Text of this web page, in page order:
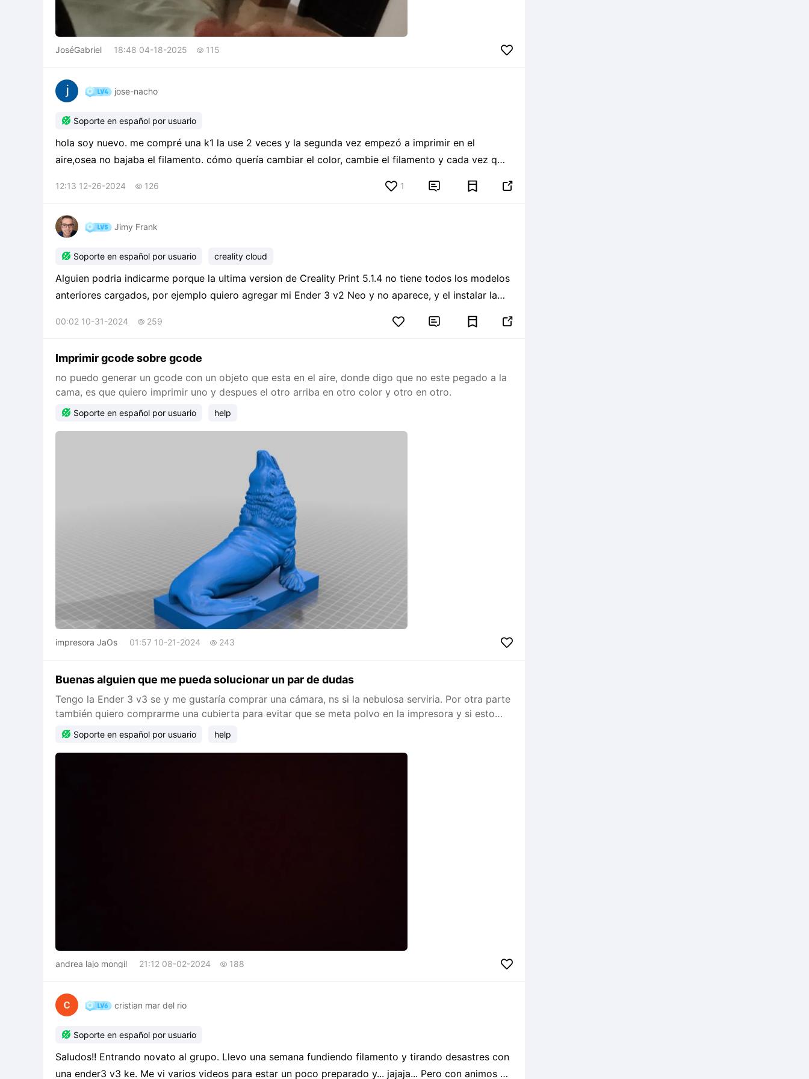
JoséGabriel 18:48 04-18-2025  115
jose-nacho
 Soporte en español por usuario
hola soy nuevo. me compré una k1 la use 2 veces y la segunda vez empezó a imprimir en el
aire,osea no bajaba el filamento. cómo quería cambiar el color, cambie el filamento y cada vez q
12:13 12-26-2024  126 1  
Jimy Frank
 Soporte en español por usuario creality cloud
Alguien podria indicarme porque la ultima version de Creality Print 5.1.4 no tiene todos los modelos
anteriores cargados, por ejemplo quiero agregar mi Ender 3 v2 Neo y no aparece, y el instalar la
00:02 10-31-2024  259  
Imprimir gcode sobre gcode
no puedo generar un gcode con un objeto que esta en el aire, donde digo que no este pegado a la
cama, es que quiero imprimir uno y despues el otro arriba en otro color y otro en otro.
 Soporte en español por usuario help
impresora JaOs 01:57 10-21-2024  243
Buenas alguien que me pueda solucionar un par de dudas
Tengo la Ender 3 v3 se y me gustaría comprar una cámara, ns si la nebulosa serviria. Por otra parte
también quiero comprarme una cubierta para evitar que se meta polvo en la impresora y si esto
sería
 Soporte en español por usuario help
andrea lajo mongil 21:12 08-02-2024  188
cristian mar del rio
 Soporte en español por usuario
Saludos!! Entrando novato al grupo. Llevo una semana fundiendo filamento y tirando desastres con
una ender3 v3 ke. Me vi varios videos para estar un poco preparado y... jajaja... Pero con animos de